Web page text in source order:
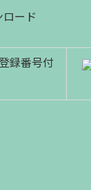
ード